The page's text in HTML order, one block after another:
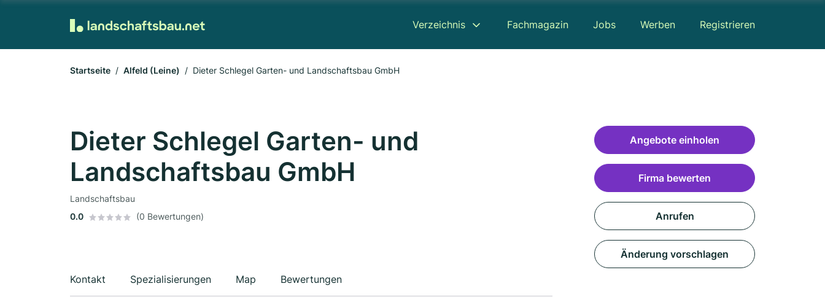
Verzeichnis Fachmagazin Jobs Werben Registrieren
Startseite Alfeld (Leine) Dieter Schlegel Garten- und Landschaftsbau GmbH
Dieter Schlegel Garten- und
Landschaftsbau GmbH
Landschaftsbau
0.0
(0 Bewertungen)
Kontakt Spezialisierungen Map Bewertungen
Angebote einholen
Firma bewerten
Anrufen
Änderung vorschlagen